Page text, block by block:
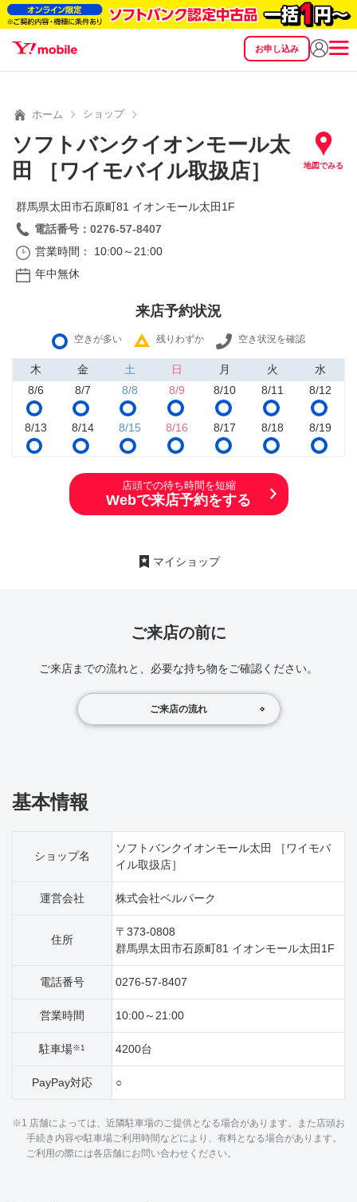
お申し込み
SEARCH
ホーム ショップ
ソフトバンクイオンモール太
田 ［ワイモバイル取扱店］
地図でみる
群馬県太田市石原町81 イオンモール太田1F
電話番号：0276-57-8407
営業時間： 10:00～21:00
年中無休
来店予約状況
空きが多い 残りわずか 空き状況を確認
木 金 土 日 月 火
水
8/6
8/7 8/8 8/9 8/10 8/11 8/12
8/13 8/14 8/15 8/16 8/17 8/18 8/19
店頭での待ち時間を短縮
Webで来店予約をする
マイショップ
ご来店の前に
ご来店までの流れと、必要な持ち物をご確認ください。
ご来店の流れ
基本情報
ショップ名
ソフトバンクイオンモール太田 ［ワイモバ
イル取扱店］
運営会社 株式会社ベルパーク
住所
〒373-0808
群馬県太田市石原町81 イオンモール太田1F
電話番号 0276-57-8407
営業時間 10:00～21:00
駐車場※1 4200台
PayPay対応 ○
※1 店舗によっては、近隣駐車場のご提供となる場合があります。また店頭お
手続き内容や駐車場ご利用時間などにより、有料となる場合があります。
ご利用の際には各店舗にお問い合わせください。